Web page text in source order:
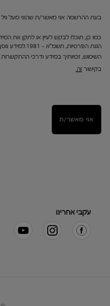
בעת ההרשמה אני מאשר/ת שהנני מעל גיל 18 ומסכים/מה
כמו כן, תוכלו לבקש לעיין או לתקן את
הגנת
השימוש, זכויותיך במידע ודרכי ההתקשרות
בקישור זה.
אני מאשר/ת
עקבי אחרינו